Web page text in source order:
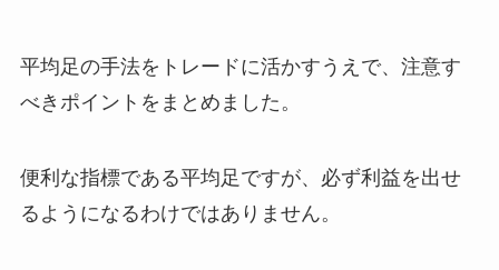
平均足の手法をトレードに活かすうえで、注意す
べきポイントをまとめました。
便利な指標である平均足ですが、必ず利益を出せ
るようになるわけではありません。